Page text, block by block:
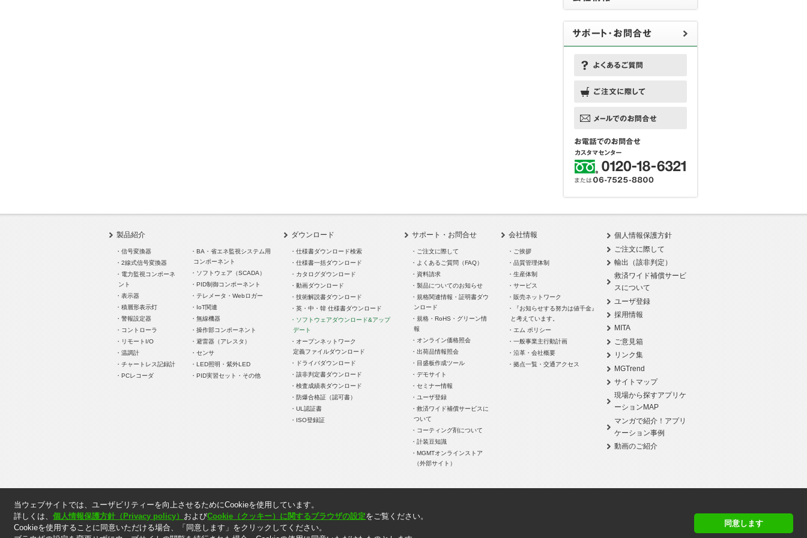
当ウェブサイトでは、ユーザビリティーを向上させるためにCookieを使用しています。
詳しくは、個人情報保護方針（Privacy policy） およびCookie（クッキー）に関するブラウザの設定をご覧ください。
Cookieを使用することに同意いただける場合、「同意します」をクリックしてください。
同意します
製品紹介
・信号変換器
・2線式信号変換器
・電力監視コンポーネ
ント
・表示器
・積層形表示灯
・警報設定器
・コントローラ
・リモートI/O
・温調計
・チャートレス記録計
・PCレコーダ
・BA・省エネ監視システム用
コンポーネント
・ソフトウェア（SCADA）
・PID制御コンポーネント
・テレメータ・Webロガー
・IoT関連
・無線機器
・操作部コンポーネント
・避雷器（アレスタ）
・センサ
・LED照明・紫外LED
・PID実習セット・その他
ダウンロード
・仕様書ダウンロード検索
・仕様書一括ダウンロード
・カタログダウンロード
・動画ダウンロード
・技術解説書ダウンロード
・英・中・韓 仕様書ダウンロード
・ソフトウェアダウンロード&アップ
デート
・オープンネットワーク
定義ファイルダウンロード
・ドライバダウンロード
・該非判定書ダウンロード
・検査成績表ダウンロード
・防爆合格証（認可書）
・UL認証書
・ISO登録証
サポート・お問合せ
・ご注文に際して
・よくあるご質問（FAQ）
・資料請求
・製品についてのお知らせ
・規格関連情報・証明書ダウ
ンロード
・規格・RoHS・グリーン情
報
・オンライン価格照会
・出荷品情報照会
・目盛板作成ツール
・デモサイト
・セミナー情報
・ユーザ登録
・救済ワイド補償サービスに
ついて
・コーティング剤について
・計装豆知識
・MGMTオンラインストア
（外部サイト）
会社情報
・ご挨拶
・品質管理体制
・生産体制
・サービス
・販売ネットワーク
・『お知らせする努力は値千金』
と考えています。
・エム ポリシー
・一般事業主行動計画
・沿革・会社概要
・拠点一覧・交通アクセス
個人情報保護方針
ご注文に際して
輸出（該非判定）
救済ワイド補償サービ
スについて
ユーザ登録
採用情報
MITA
ご意見箱
リンク集
MGTrend
サイトマップ
現場から探すアプリケ
ーションMAP
マンガで紹介！アプリ
ケーション事例
動画のご紹介
＊. 本ウェブサイト上の表示価格には消費税は含まれておりません。ご注文の際には消費税を別途頂戴いたします。